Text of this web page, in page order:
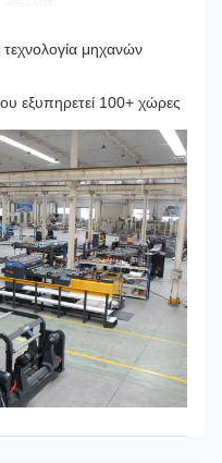
μηχανών
εξυπηρετεί 100+ χώρες